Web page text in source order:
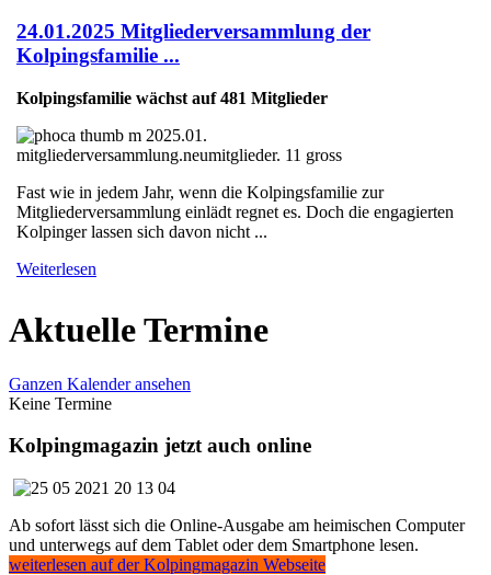
24.01.2025 Mitgliederversammlung der
Kolpingsfamilie ...
Kolpingsfamilie wächst auf 481 Mitglieder
Fast wie in jedem Jahr, wenn die Kolpingsfamilie zur
Mitgliederversammlung einlädt regnet es. Doch die engagierten
Kolpinger lassen sich davon nicht ...
Weiterlesen
Aktuelle Termine
Ganzen Kalender ansehen
Keine Termine
Kolpingmagazin jetzt auch online
Ab sofort lässt sich die Online-Ausgabe am heimischen Computer
und unterwegs auf dem Tablet oder dem Smartphone lesen.
weiterlesen auf der Kolpingmagazin Webseite